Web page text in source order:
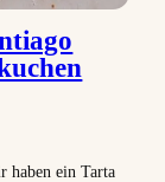
haben ein Tarta